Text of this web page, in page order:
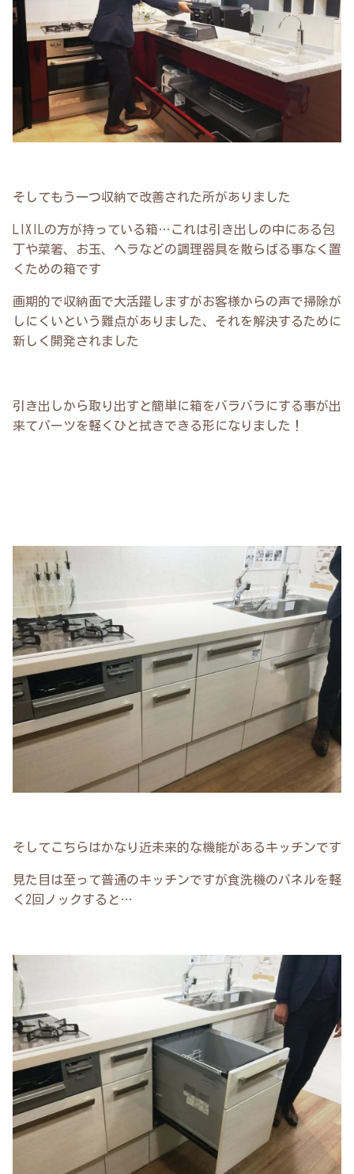
そしてもう一つ収納で改善された所がありました
LIXILの方が持っている箱…これは引き出しの中にある包
丁や菜箸、お玉、ヘラなどの調理器具を散らばる事なく置
くための箱です
画期的で収納面で大活躍しますがお客様からの声で掃除が
しにくいという難点がありました、それを解決するために
新しく開発されました
引き出しから取り出すと簡単に箱をバラバラにする事が出
来てパーツを軽くひと拭きできる形になりました！
そしてこちらはかなり近未来的な機能があるキッチンです
見た目は至って普通のキッチンですが食洗機のパネルを軽
く2回ノックすると…